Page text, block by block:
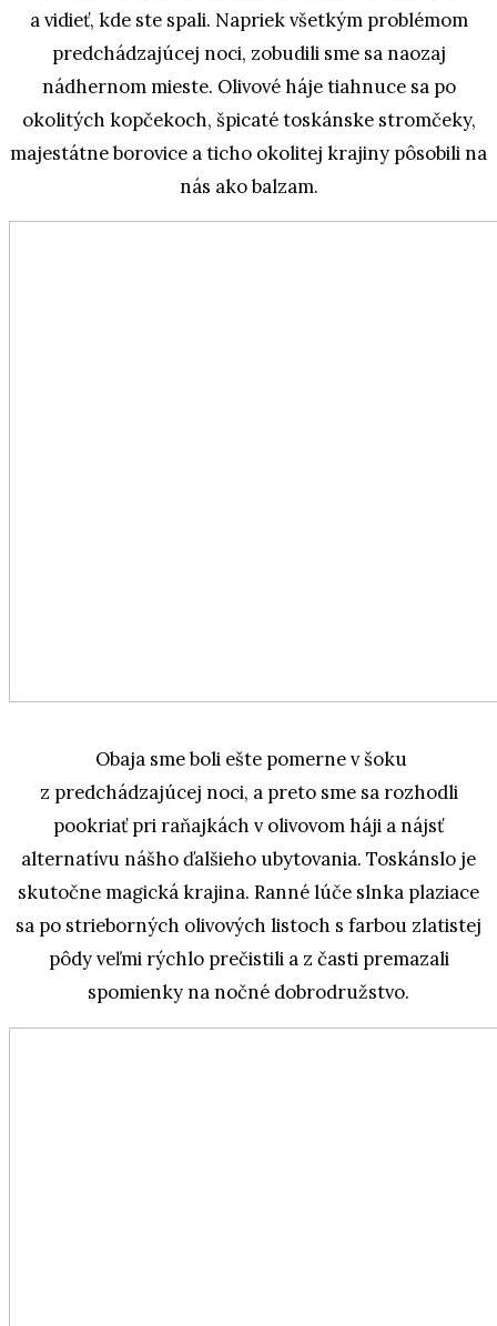
a vidieť, kde ste spali. Napriek všetkým problémom
predchádzajúcej noci, zobudili sme sa naozaj
nádhernom mieste. Olivové háje tiahnuce sa po
okolitých kopčekoch, špicaté toskánske stromčeky,
majestátne borovice a ticho okolitej krajiny pôsobili na
nás ako balzam.
Obaja sme boli ešte pomerne v šoku
z predchádzajúcej noci, a preto sme sa rozhodli
pookriať pri raňajkách v olivovom háji a nájsť
alternatívu nášho ďalšieho ubytovania. Toskánslo je
skutočne magická krajina. Ranné lúče slnka plaziace
sa po strieborných olivových listoch s farbou zlatistej
pôdy veľmi rýchlo prečistili a z časti premazali
spomienky na nočné dobrodružstvo.